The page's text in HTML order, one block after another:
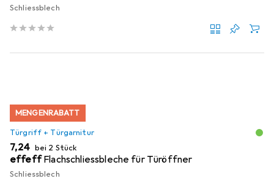
Schliessblech
MENGENRABATT
Türgriff + Türgarnitur
EUR
7,24 bei 2 Stück
effeff Flachschliessbleche für Türöffner
Schliessblech